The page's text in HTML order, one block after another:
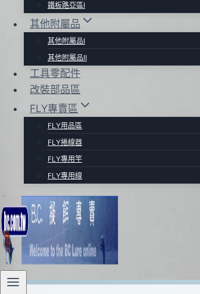
鐵板路亞區Ⅰ
其他附屬品
其他附屬品Ⅰ
其他附屬品Ⅱ
工具零配件
改裝部品區
FLY專賣區
FLY用品區
FLY捲線器
FLY專用竿
FLY專用線